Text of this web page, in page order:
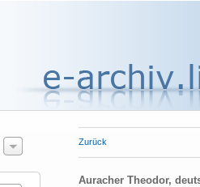
Zurück
Auracher Theodor,